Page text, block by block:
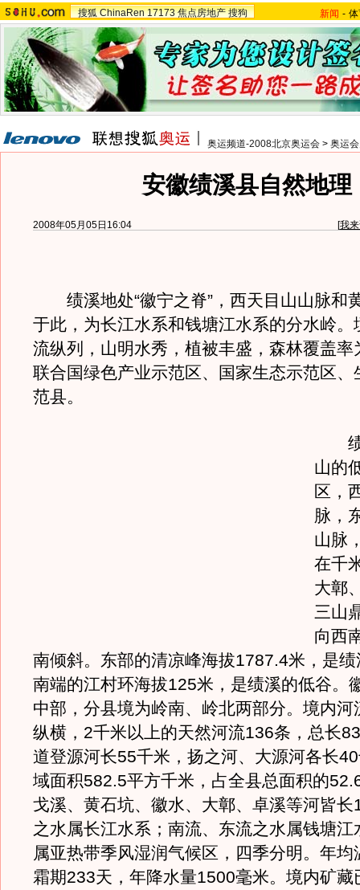
搜狐 ChinaRen 17173 焦点房地产 搜狗 新闻 -
奥运频道-2008北京奥运会 > 奥运
安徽绩溪县自然地理
2008年05月05日16:04 [我
绩溪地处“徽宁之脊”，西天目山山脉和
于此，为长江水系和钱塘江水系的分水岭。
流纵列，山明水秀，植被丰盛，森林覆盖率
联合国绿色产业示范区、国家生态示范区、
范县。
绩
山的
区，
脉，
山脉
在千
大鄣
三山
向西
南倾斜。东部的清凉峰海拔1787.4米，是
南端的江村环海拔125米，是绩溪的低谷。
中部，分县境为岭南、岭北两部分。境内河
纵横，2千米以上的天然河流136条，总长
道登源河长55千米，扬之河、大源河各长
域面积582.5平方千米，占全县总面积的
戈溪、黄石坑、徽水、大鄣、卓溪等河皆长
之水属长江水系；南流、东流之水属钱塘江
属亚热带季风湿润气候区，四季分明。年
霜期233天，年降水量1500毫米。境内矿藏